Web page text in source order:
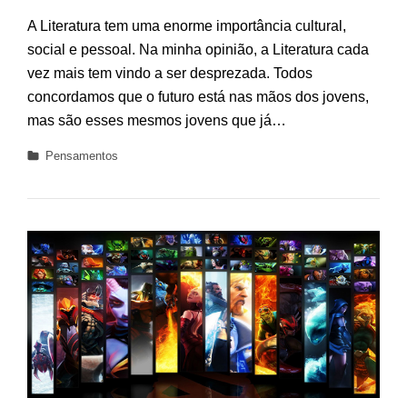
A Literatura tem uma enorme importância cultural,
social e pessoal. Na minha opinião, a Literatura cada
vez mais tem vindo a ser desprezada. Todos
concordamos que o futuro está nas mãos dos jovens,
mas são esses mesmos jovens que já…
Categories
Pensamentos